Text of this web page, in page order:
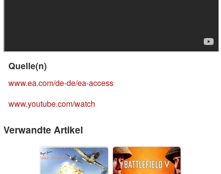
Quelle(n)
www.ea.com/de-de/ea-access
www.youtube.com/watch
Verwandte Artikel